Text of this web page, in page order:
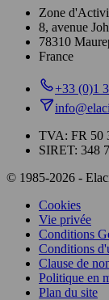
Zone
8, avenue
78310
France
+33 (0)1
TVA: FR 50
SIRET: 348
© 1985-2026 -
Cookies
Vie privée
Conditions
Conditions
Clause de
Politique en
Plan du site